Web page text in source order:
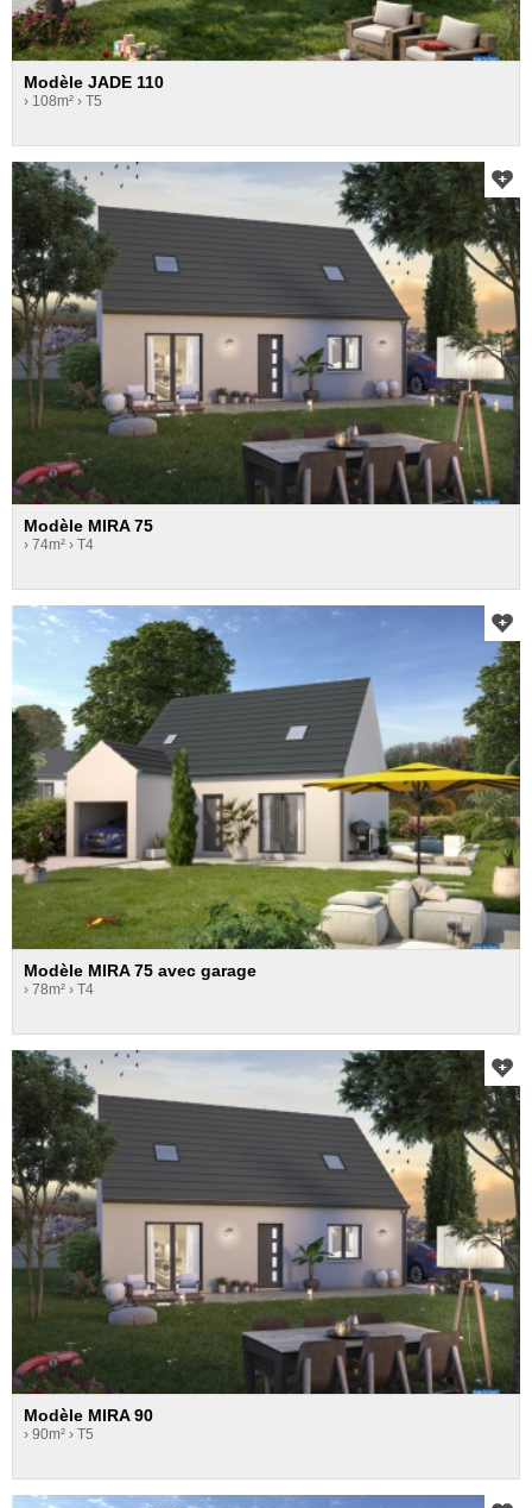
Modèle JADE 110
› 108m² › T5
Modèle MIRA 75
› 74m² › T4
Modèle MIRA 75 avec garage
› 78m² › T4
Modèle MIRA 90
› 90m² › T5